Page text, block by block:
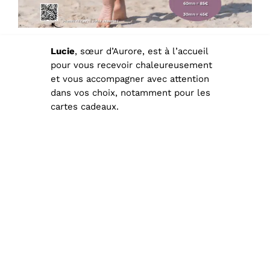
Lucie, sœur d’Aurore, est à l’accueil
pour vous recevoir chaleureusement
et vous accompagner avec attention
dans vos choix, notamment pour les
cartes cadeaux.